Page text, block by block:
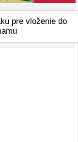
pre vloženie do